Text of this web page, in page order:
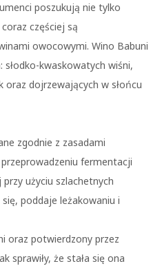
poszukują nie tylko
częściej są
owocowymi. Wino Babuni
kwaskowatych wiśni,
oraz dojrzewających w słońcu
zgodnie z zasadami
fermentacji
użyciu szlachetnych
poddaje leżakowaniu i
oraz potwierdzony przez
sprawiły, że stała się ona